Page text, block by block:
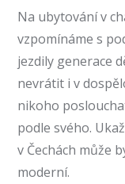
Na ubytování v
vzpomínáme s
jezdily generace
nevrátit i v
nikoho
podle svého.
v Čechách může
moderní.